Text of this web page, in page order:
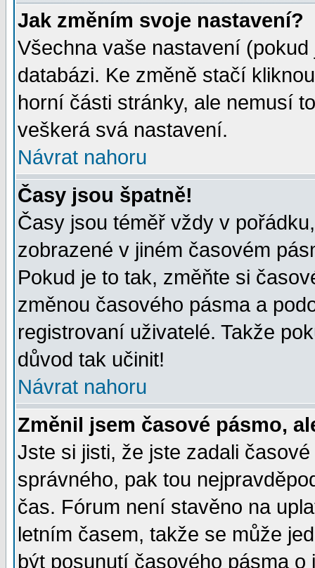
Jak změním svoje nastavení?
Všechna vaše nastavení
databázi. Ke změně stačí
horní části stránky, ale nemusí
veškerá svá nastavení.
Návrat nahoru
Časy jsou špatně!
Časy jsou téměř vždy v
zobrazené v jiném časovém
Pokud je to tak, změňte si
změnou časového pásma a
registrovaní uživatelé. Takže
důvod tak učinit!
Návrat nahoru
Změnil jsem časové pásmo,
Jste si jisti, že jste zadali
správného, pak tou
čas. Fórum není stavěno na
letním časem, takže se může
být posunutí časového pásma